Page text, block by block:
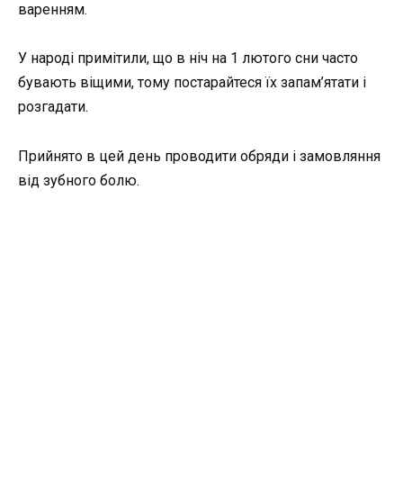
варенням.
У народі примітили, що в ніч на 1 лютого сни часто
бувають віщими, тому постарайтеся їх запам’ятати і
розгадати.
Прийнято в цей день проводити обряди і замовляння
від зубного болю.